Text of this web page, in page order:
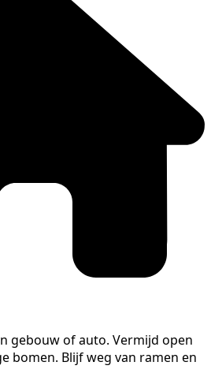
gebouw of auto. Vermijd open
bomen. Blijf weg van ramen en